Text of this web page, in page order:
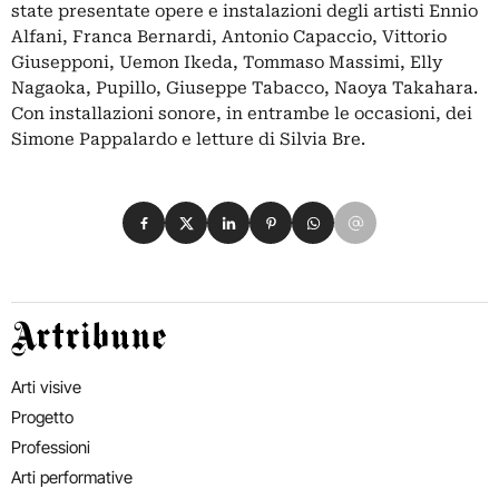
state presentate opere e instalazioni degli artisti Ennio
Alfani, Franca Bernardi, Antonio Capaccio, Vittorio
Giusepponi, Uemon Ikeda, Tommaso Massimi, Elly
Nagaoka, Pupillo, Giuseppe Tabacco, Naoya Takahara.
Con installazioni sonore, in entrambe le occasioni, dei
Simone Pappalardo e letture di Silvia Bre.
Condividi su Facebook
Condividi su X
Condividi su LinkedIn
Condividi su Pinterest
Condividi su WhatsApp
Condividi su Email
Artribune
Arti visive
Progetto
Professioni
Arti performative